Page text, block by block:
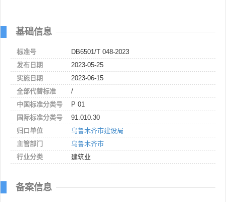
基础信息
标准号
DB6501/T 048-2023
发布日期
2023-05-25
实施日期
2023-06-15
全部代替标准
/
中国标准分类号
P 01
国际标准分类号
91.010.30
归口单位
乌鲁木齐市建设局
主管部门
乌鲁木齐市
行业分类
建筑业
备案信息